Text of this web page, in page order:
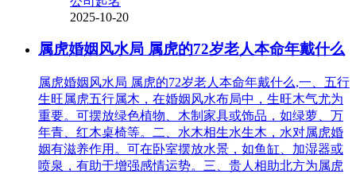
2025-10-20
属虎婚姻风水局 属虎的72岁老人本命年戴什么
属虎婚姻风水局 属虎的72岁老人本命年戴什么,一、五行
生旺属虎五行属木，在婚姻风水布局中，生旺木气尤为
重要。可摆放绿色植物、木制家具或饰品，如绿萝、万
年青、红木桌椅等。二、水木相生水生木，水对属虎婚
姻有滋养作用。可在卧室摆放水景，如鱼缸、加湿器或
喷泉，有助于增强感情运势。三、贵人相助北方为属虎